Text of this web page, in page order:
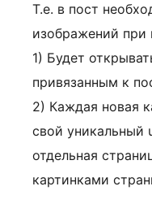
Т.е. в пост
изображений при
1) Будет
привязанным к
2) Каждая новая
свой уникальный
отдельная
картинками